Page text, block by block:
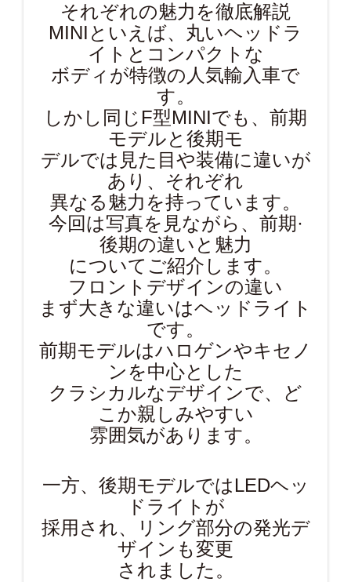
それぞれの魅力を徹底解説
MINIといえば、丸いヘッドラ
イトとコンパクトな
ボディが特徴の人気輸入車で
す。
しかし同じF型MINIでも、前期
モデルと後期モ
デルでは見た目や装備に違いが
あり、それぞれ
異なる魅力を持っています。
今回は写真を見ながら、前期·
後期の違いと魅力
についてご紹介します。
フロントデザインの違い
まず大きな違いはヘッドライト
です。
前期モデルはハロゲンやキセノ
ンを中心とした
クラシカルなデザインで、ど
こか親しみやすい
雰囲気があります。
一方、後期モデルではLEDヘッ
ドライトが
採用され、リング部分の発光デ
ザインも変更
されました。